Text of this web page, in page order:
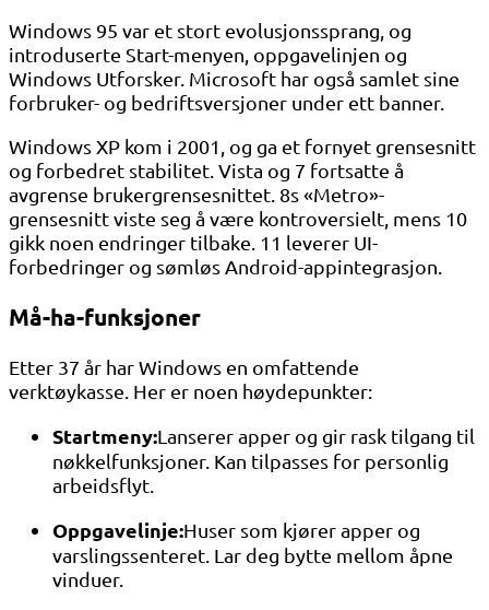
Windows 95 var et stort evolusjonssprang, og
introduserte Start-menyen, oppgavelinjen og
Windows Utforsker. Microsoft har også samlet sine
forbruker- og bedriftsversjoner under ett banner.
Windows XP kom i 2001, og ga et fornyet grensesnitt
og forbedret stabilitet. Vista og 7 fortsatte å
avgrense brukergrensesnittet. 8s «Metro»-
grensesnitt viste seg å være kontroversielt, mens 10
gikk noen endringer tilbake. 11 leverer UI-
forbedringer og sømløs Android-appintegrasjon.
Må-ha-funksjoner
Etter 37 år har Windows en omfattende
verktøykasse. Her er noen høydepunkter:
Startmeny:Lanserer apper og gir rask tilgang til
nøkkelfunksjoner. Kan tilpasses for personlig
arbeidsflyt.
Oppgavelinje:Huser som kjører apper og
varslingssenteret. Lar deg bytte mellom åpne
vinduer.